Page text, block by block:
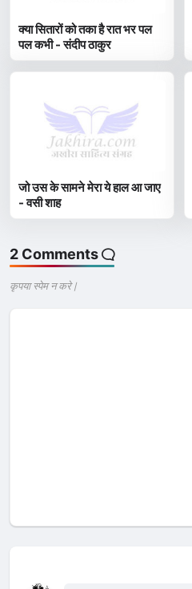
क्या सितारों को तका है रात भर पल
पल कभी - संदीप ठाकुर
जो उस के सामने मेरा ये हाल आ जाए
- वसी शाह
2 Comments
कृपया स्पेम न करे |